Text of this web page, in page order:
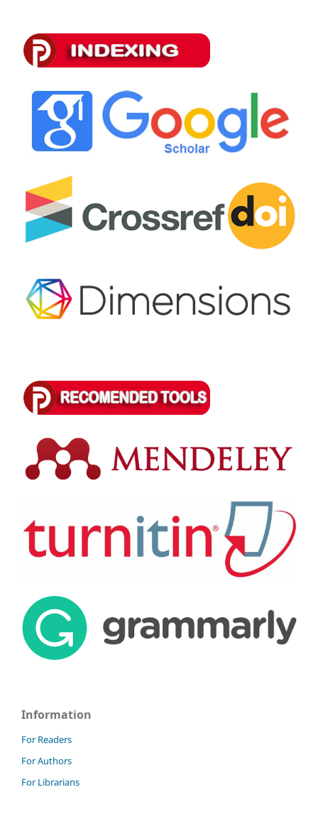
Information
For Readers
For Authors
For Librarians